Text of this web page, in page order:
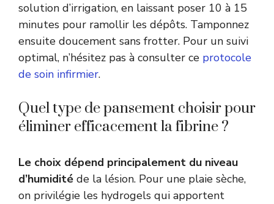
solution d’irrigation, en laissant poser 10 à 15
minutes pour ramollir les dépôts. Tamponnez
ensuite doucement sans frotter. Pour un suivi
optimal, n’hésitez pas à consulter ce protocole
de soin infirmier.
Quel type de pansement choisir pour
éliminer efficacement la fibrine ?
Le choix dépend principalement du niveau
d’humidité de la lésion. Pour une plaie sèche,
on privilégie les hydrogels qui apportent